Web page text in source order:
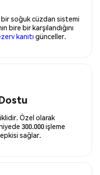
soğuk cüzdan sistemi
bire bir karşılandığını
kanıtı günceller.
Özel olarak
300.000 işleme
sağlar.